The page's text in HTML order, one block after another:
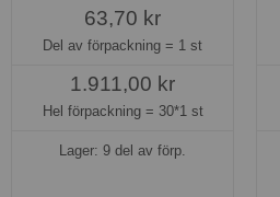
63,70 kr
Del av förpackning = 1 st
1.911,00 kr
Hel förpackning = 30*1 st
Lager: 9 del av förp.